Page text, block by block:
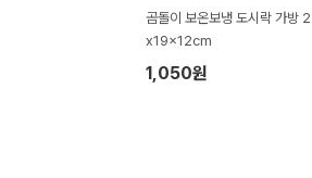
곰돌이 보온보냉 도시락 가방
x19x12cm
1,050원